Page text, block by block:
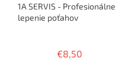
1A SERVIS - Profesionálne
lepenie poťahov
produktu
€8,50